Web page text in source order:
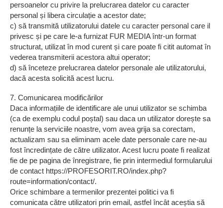
persoanelor cu privire la prelucrarea datelor cu caracter
personal și libera circulație a acestor date;
c) să transmită utilizatorului datele cu caracter personal care il
privesc și pe care le-a furnizat FUR MEDIA într-un format
structurat, utilizat în mod curent și care poate fi citit automat în
vederea transmiterii acestora altui operator;
d) să înceteze prelucrarea datelor personale ale utilizatorului,
dacă acesta solicită acest lucru.
7. Comunicarea modificărilor
Daca informațiile de identificare ale unui utilizator se schimba
(ca de exemplu codul poștal) sau daca un utilizator dorește sa
renunțe la serviciile noastre, vom avea grija sa corectam,
actualizam sau sa eliminam acele date personale care ne-au
fost încredințate de către utilizator. Acest lucru poate fi realizat
fie de pe pagina de înregistrare, fie prin intermediul formularului
de contact https://PROFESORIT.RO/index.php?
route=information/contact/.
Orice schimbare a termenilor prezentei politici va fi
comunicata către utilizatori prin email, astfel încât aceștia să